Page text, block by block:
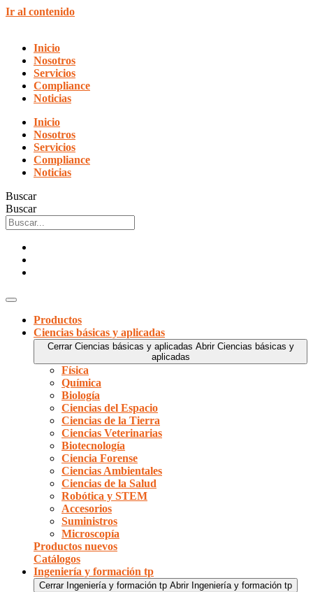
Ir al contenido
Inicio
Nosotros
Servicios
Compliance
Noticias
Inicio
Nosotros
Servicios
Compliance
Noticias
Buscar
Buscar
Productos
Ciencias básicas y aplicadas
Cerrar Ciencias básicas y aplicadas Abrir Ciencias básicas y
aplicadas
Física
Química
Biología
Ciencias del Espacio
Ciencias de la Tierra
Ciencias Veterinarias
Biotecnología
Ciencia Forense
Ciencias Ambientales
Ciencias de la Salud
Robótica y STEM
Accesorios
Suministros
Microscopía
Productos nuevos
Catálogos
Ingeniería y formación tp
Cerrar Ingeniería y formación tp Abrir Ingeniería y formación tp